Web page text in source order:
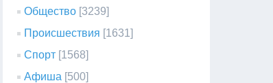
Общество [3239]
Происшествия [1631]
Спорт [1568]
Афиша [500]